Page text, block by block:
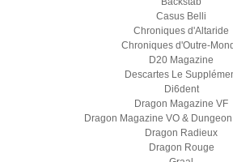
Casus Belli
Chroniques d'Altaride
Chroniques d'Outre-
D20 Magazine
Descartes Le
Di6dent
Dragon Magazine VF
Dragon Magazine VO &
Dragon Radieux
Dragon Rouge